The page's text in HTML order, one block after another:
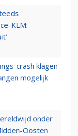
KLM:
crash klagen
mogelijk
onder
Oosten